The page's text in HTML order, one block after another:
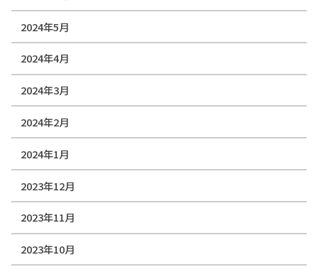
2024年5月
2024年4月
2024年3月
2024年2月
2024年1月
2023年12月
2023年11月
2023年10月